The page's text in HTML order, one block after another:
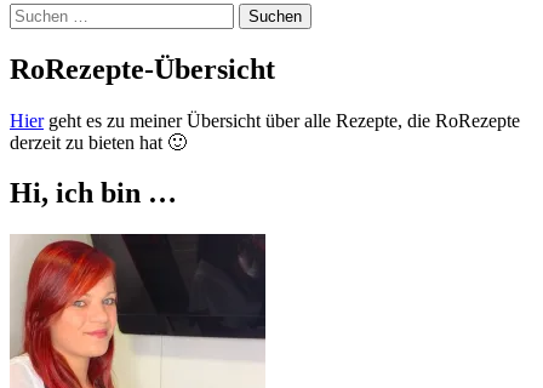
Suchen
nach:
RoRezepte-Übersicht
Hiergeht es zu meiner Übersicht über alle Rezepte, die RoRezepte
derzeit zu bieten hat 🙂
Hi, ich bin …